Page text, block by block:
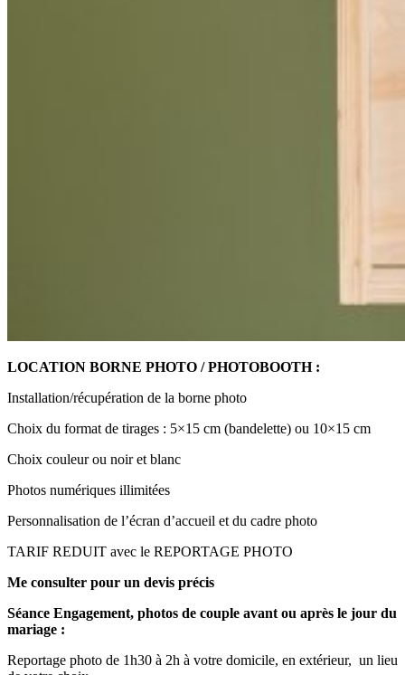
LOCATION BORNE PHOTO / PHOTOBOOTH :
Installation/récupération de la borne photo
Choix du format de tirages : 5×15 cm (bandelette) ou 10×15 cm
Choix couleur ou noir et blanc
Photos numériques illimitées
Personnalisation de l’écran d’accueil et du cadre photo
TARIF REDUIT avec le REPORTAGE PHOTO
Me consulter pour un devis précis
Séance Engagement, photos de couple avant ou après le jour du
mariage :
Reportage photo de 1h30 à 2h à votre domicile, en extérieur, un lieu